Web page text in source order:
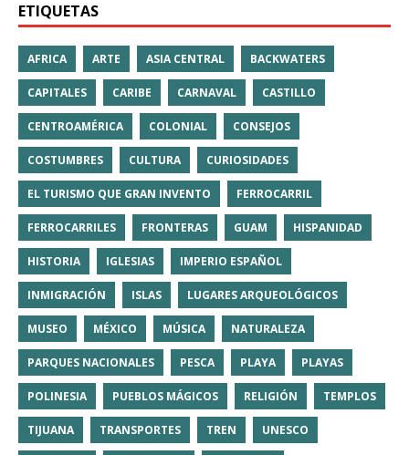
ETIQUETAS
AFRICA ARTE ASIA CENTRAL BACKWATERS
CAPITALES CARIBE CARNAVAL CASTILLO
CENTROAMÉRICA COLONIAL CONSEJOS
COSTUMBRES CULTURA CURIOSIDADES
EL TURISMO QUE GRAN INVENTO FERROCARRIL
FERROCARRILES FRONTERAS GUAM HISPANIDAD
HISTORIA IGLESIAS IMPERIO ESPAÑOL
INMIGRACIÓN ISLAS LUGARES ARQUEOLÓGICOS
MUSEO MÉXICO MÚSICA NATURALEZA
PARQUES NACIONALES PESCA PLAYA PLAYAS
POLINESIA PUEBLOS MÁGICOS RELIGIÓN TEMPLOS
TIJUANA TRANSPORTES TREN UNESCO